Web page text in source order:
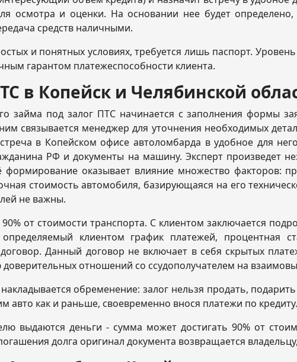
осмотра и оценки. На основании нее будет
средств наличными.
и понятных условиях, требуется лишь паспорт.
гарантом платежеспособности клиента.
в Копейск и Челябинской
займа под залог ПТС начинается с заполнения формы
связывается менеджер для уточнения необходимых
в Копейском офисе автоломбарда в удобное для
РФ и документы на машину. Эксперт произведет
оказывает влияние множество факторов:
стоимость автомобиля, базирующаяся на его
не важны.
от стоимости транспорта. С клиентом заключается
клиентом график платежей, процентная
Данный договор не включает в себя скрытых
отношений со ссудополучателем на
обременение: залог нельзя продать,
авто как и раньше, своевременно внося платежи по кредиту.
выдаются деньги - сумма может достигать 90% от
долга оригинал документа возвращается